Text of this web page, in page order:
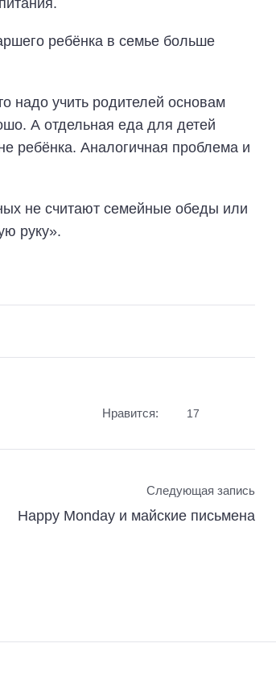
ребёнка в семье больше
надо учить родителей основам
А отдельная еда для детей
ребёнка. Аналогичная проблема и
не считают семейные обеды или
руку».
Нравится: 17
Следующая запись
Happy Monday и майские письмена